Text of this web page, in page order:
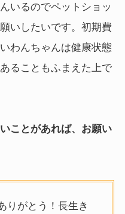
いるのでペットショッ
いしたいです。初期費
わんちゃんは健康状態
ることもふまえた上で
ことがあれば、お願い
りがとう！長生き